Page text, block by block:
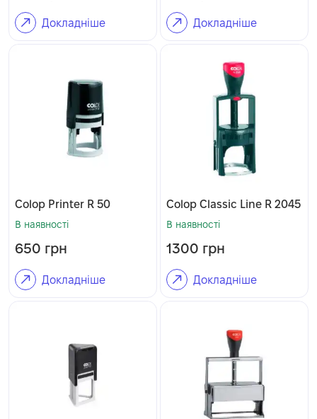
Докладніше Докладніше
Colop Printer R 50
В наявності
650 грн
Докладніше
Colop Classic Line R 2045
В наявності
1300 грн
Докладніше